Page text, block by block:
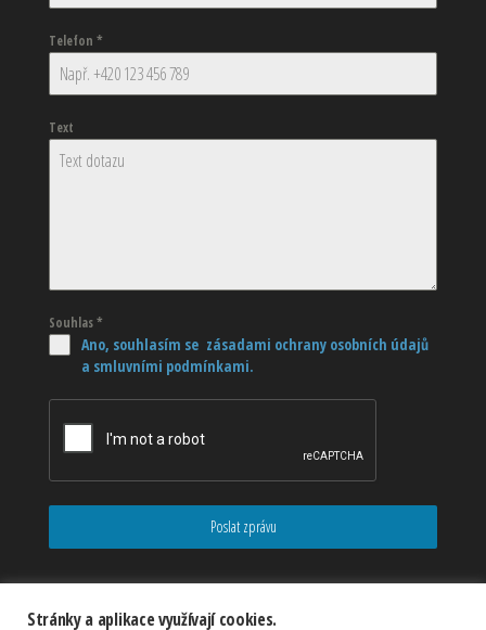
Telefon *
Text
Souhlas*
Ano, souhlasím se zásadami ochrany osobních údajů
a smluvními podmínkami.
Poslat zprávu
Stránky a aplikace využívají cookies.